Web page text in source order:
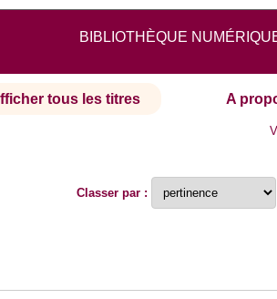
BIBLIOTHÈQUE
tous les titres A
Classer par :